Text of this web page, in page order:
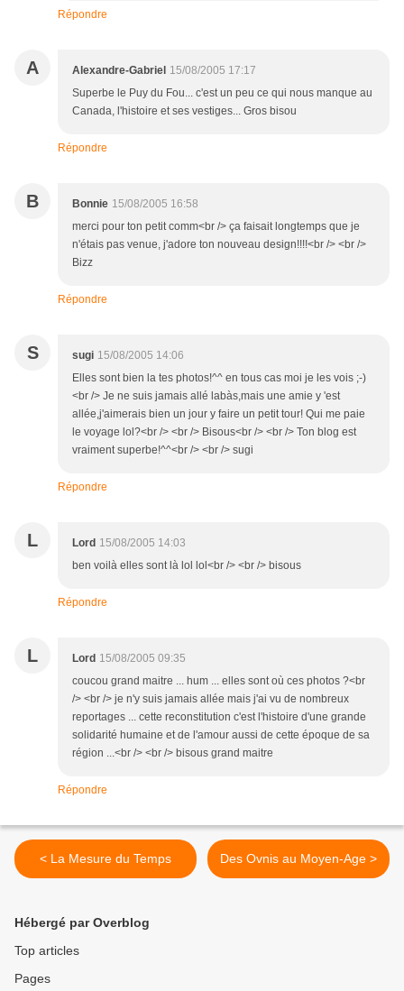
Répondre
A Alexandre-Gabriel 15/08/2005 17:17
Superbe le Puy du Fou... c'est un peu ce qui nous manque au
Canada, l'histoire et ses vestiges... Gros bisou
Répondre
B Bonnie 15/08/2005 16:58
merci pour ton petit comm<br /> ça faisait longtemps que je
n'étais pas venue, j'adore ton nouveau design!!!!<br /> <br />
Bizz
Répondre
S sugi 15/08/2005 14:06
Elles sont bien la tes photos!^^ en tous cas moi je les vois ;-)
<br /> Je ne suis jamais allé labàs,mais une amie y 'est
allée,j'aimerais bien un jour y faire un petit tour! Qui me paie
le voyage lol?<br /> <br /> Bisous<br /> <br /> Ton blog est
vraiment superbe!^^<br /> <br /> sugi
Répondre
L Lord 15/08/2005 14:03
ben voilà elles sont là lol lol<br /> <br /> bisous
Répondre
L Lord 15/08/2005 09:35
coucou grand maitre ... hum ... elles sont où ces photos ?<br
/> <br /> je n'y suis jamais allée mais j'ai vu de nombreux
reportages ... cette reconstitution c'est l'histoire d'une grande
solidarité humaine et de l'amour aussi de cette époque de sa
région ...<br /> <br /> bisous grand maitre
Répondre
< La Mesure du Temps Des Ovnis au Moyen-Age >
Hébergé par Overblog
Top articles
Pages